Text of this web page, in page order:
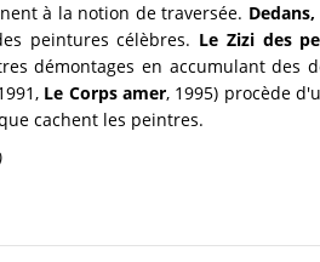
à la notion de traversée.
peintures célèbres. Le Zizi des
démontages en accumulant des
Le Corps amer, 1995) procède
cachent les peintres.